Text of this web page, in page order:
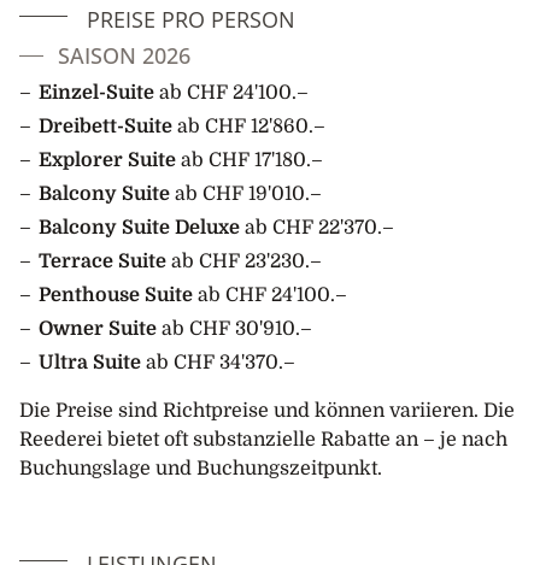
dieser abgelegenen Region entdecken möchten.
4. Tag: Auf See
Während Sie in Richtung Norden via die
Dänemarkstrasse fahren, wird Ihr Expeditionsteam
vorbereiten. Erfahren Sie mehr über die Geschichte
der Arktis, die faszinierende Tierwelt, die Geologie,
die Ökologie und das Klima (sowie der Einfluss des
Klimawandels). Das Team wird Sie an Deck auch auf
Seevögeln aufmerksam machen, die um Ihr Schiff
fliegen, sowie nach den Walen, die sich hier in den
Während Ihrer Reise entlang der abgelegenen
Ostküste Grönlands geniessen Sie Zodiac-Fahrten und
verschiedene Landgänge. Erkunden Sie die Überreste
PREISE PRO PERSON
SAISON 2026
Einzel-Suite ab CHF 24'100.–
Dreibett-Suite ab CHF 12'860.–
Explorer Suite ab CHF 17'180.–
Balcony Suite ab CHF 19'010.–
Balcony Suite Deluxe ab CHF 22'370.–
Terrace Suite ab CHF 23'230.–
Penthouse Suite ab CHF 24'100.–
Owner Suite ab CHF 30'910.–
Ultra Suite ab CHF 34'370.–
Die Preise sind Richtpreise und können variieren. Die
Reederei bietet oft substanzielle Rabatte an – je nach
Buchungslage und Buchungszeitpunkt.